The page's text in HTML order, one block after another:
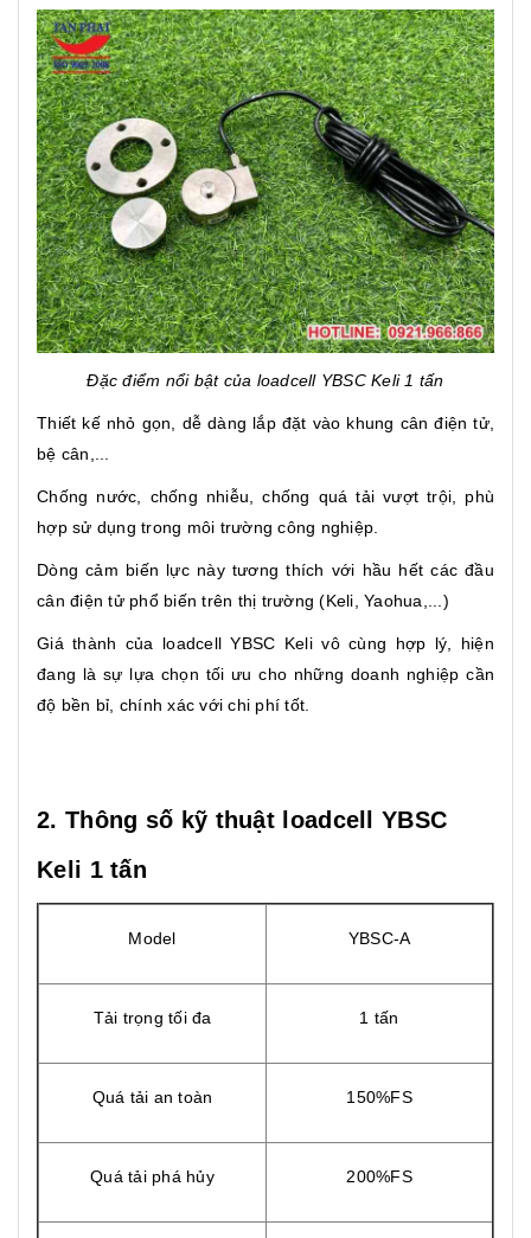
Đặc điểm nổi bật của loadcell YBSC Keli 1 tấn
Thiết kế nhỏ gọn, dễ dàng lắp đặt vào khung cân điện tử,
bệ cân,...
Chống nước, chống nhiễu, chống quá tải vượt trội, phù
hợp sử dụng trong môi trường công nghiệp.
Dòng cảm biến lực này tương thích với hầu hết các đầu
cân điện tử phổ biến trên thị trường (Keli, Yaohua,...)
Giá thành của loadcell YBSC Keli vô cùng hợp lý, hiện
đang là sự lựa chọn tối ưu cho những doanh nghiệp cần
độ bền bỉ, chính xác với chi phí tốt.
2. Thông số kỹ thuật loadcell YBSC
Keli 1 tấn
Model YBSC-A
Tải trọng tối đa 1 tấn
Quá tải an toàn 150%FS
Quá tải phá hủy 200%FS